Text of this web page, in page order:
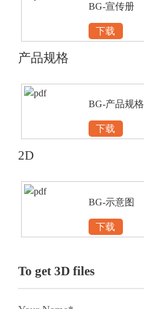
BG-宣传册
下载
产品规格
BG-产品规格
下载
2D
BG-示意图
下载
To get 3D files